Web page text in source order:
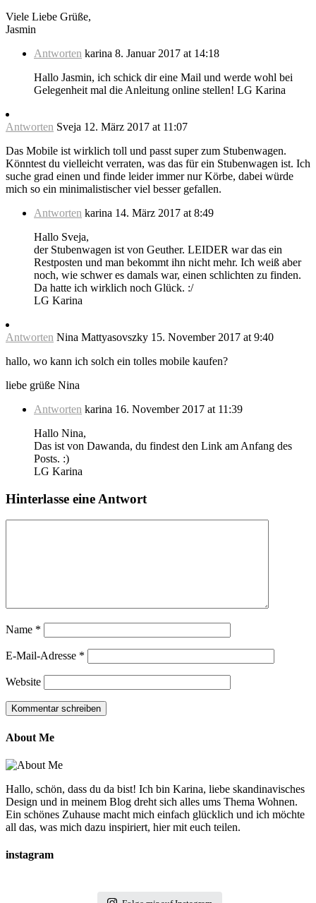
Viele Liebe Grüße,
Jasmin
Antworten karina 8. Januar 2017 at 14:18
Hallo Jasmin, ich schick dir eine Mail und werde wohl bei
Gelegenheit mal die Anleitung online stellen! LG Karina
Antworten Sveja 12. März 2017 at 11:07
Das Mobile ist wirklich toll und passt super zum Stubenwagen.
Könntest du vielleicht verraten, was das für ein Stubenwagen ist. Ich
suche grad einen und finde leider immer nur Körbe, dabei würde
mich so ein minimalistischer viel besser gefallen.
Antworten karina 14. März 2017 at 8:49
Hallo Sveja,
der Stubenwagen ist von Geuther. LEIDER war das ein
Restposten und man bekommt ihn nicht mehr. Ich weiß aber
noch, wie schwer es damals war, einen schlichten zu finden.
Da hatte ich wirklich noch Glück. :/
LG Karina
Antworten Nina Mattyasovszky 15. November 2017 at 9:40
hallo, wo kann ich solch ein tolles mobile kaufen?
liebe grüße Nina
Antworten karina 16. November 2017 at 11:39
Hallo Nina,
Das ist von Dawanda, du findest den Link am Anfang des
Posts. :)
LG Karina
Hinterlasse eine Antwort
Name *
E-Mail-Adresse *
Website
About Me
Hallo, schön, dass du da bist! Ich bin Karina, liebe skandinavisches
Design und in meinem Blog dreht sich alles ums Thema Wohnen.
Ein schönes Zuhause macht mich einfach glücklich und ich möchte
all das, was mich dazu inspiriert, hier mit euch teilen.
instagram